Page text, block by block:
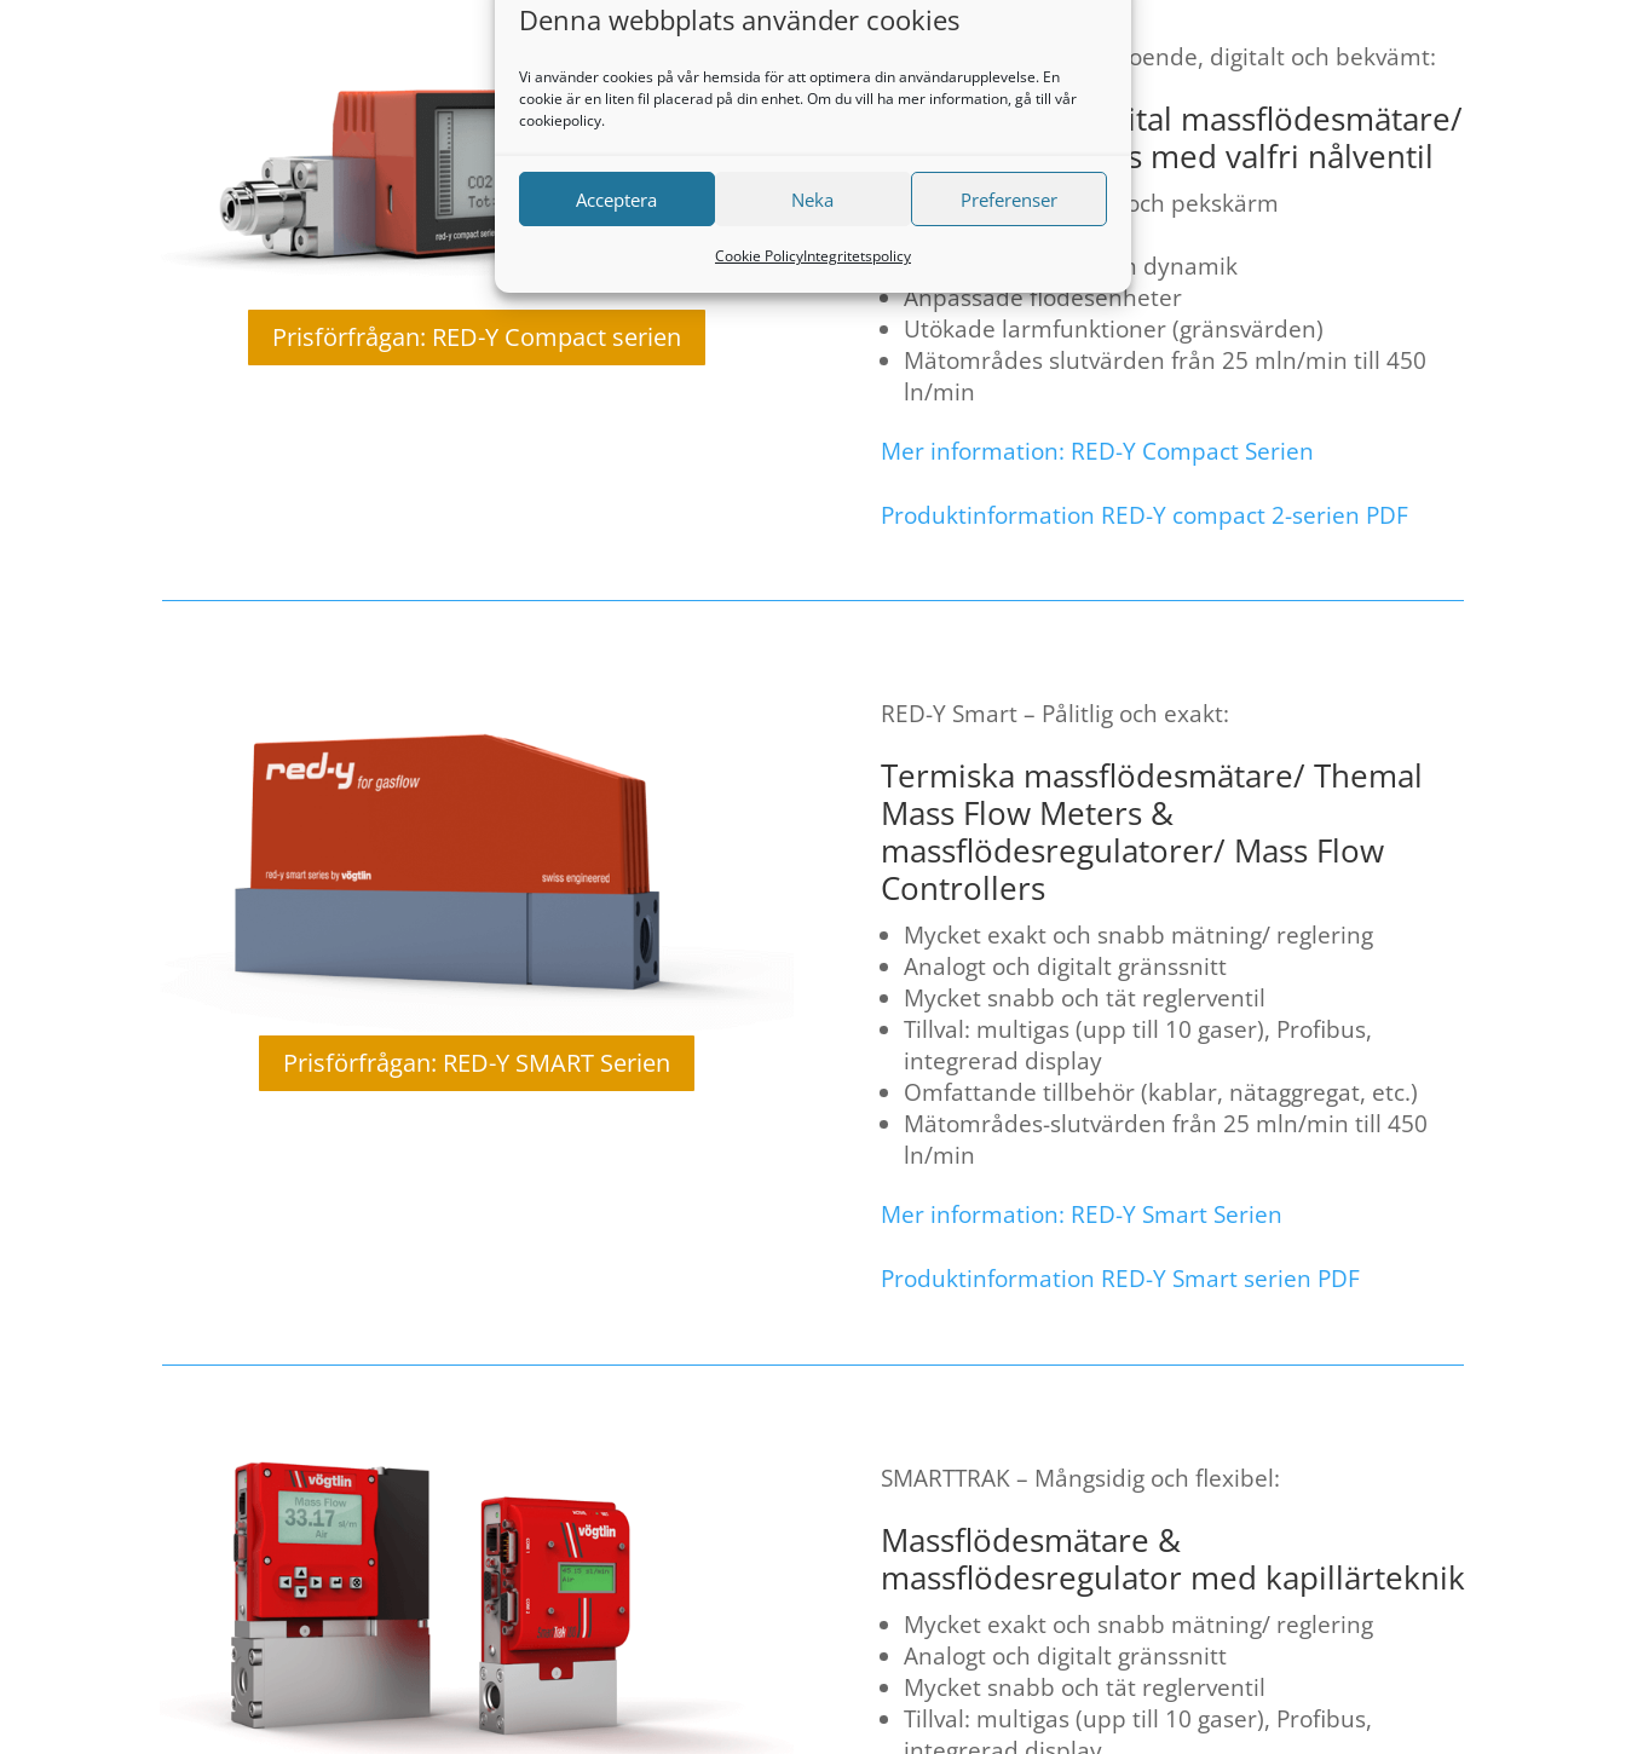
Denna webbplats använder cookies
Vi använder cookies på vår hemsida för att optimera din användarupplevelse. En
cookie är en liten fil placerad på din enhet. Om du vill ha mer information, gå till vår
cookiepolicy.
Acceptera Neka Preferenser
Cookie PolicyIntegritetspolicy
Prisförfrågan: RED-Y Compact serien
RED-Y Compact – Oberoende, digitalt och bekvämt:
Batteridriven digital massflödesmätare/
Mass Flow Meters med valfri nålventil
Standard AA-batteri och pekskärm
MEMS sensorteknik
Hög noggrannhet och dynamik
Anpassade flödesenheter
Utökade larmfunktioner (gränsvärden)
Mätområdes slutvärden från 25 mln/min till 450
ln/min
Mer information: RED-Y Compact Serien
Produktinformation RED-Y compact 2-serien PDF
Prisförfrågan: RED-Y SMART Serien
RED-Y Smart – Pålitlig och exakt:
Termiska massflödesmätare/ Themal
Mass Flow Meters &
massflödesregulatorer/ Mass Flow
Controllers
Mycket exakt och snabb mätning/ reglering
Analogt och digitalt gränssnitt
Mycket snabb och tät reglerventil
Tillval: multigas (upp till 10 gaser), Profibus,
integrerad display
Omfattande tillbehör (kablar, nätaggregat, etc.)
Mätområdes-slutvärden från 25 mln/min till 450
ln/min
Mer information: RED-Y Smart Serien
Produktinformation RED-Y Smart serien PDF
SMARTTRAK – Mångsidig och flexibel:
Massflödesmätare &
massflödesregulator med kapillärteknik
Mycket exakt och snabb mätning/ reglering
Analogt och digitalt gränssnitt
Mycket snabb och tät reglerventil
Tillval: multigas (upp till 10 gaser), Profibus,